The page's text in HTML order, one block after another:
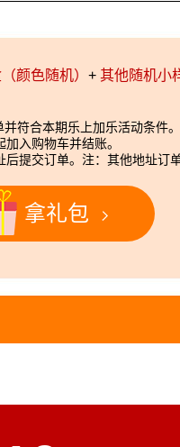
颜色随机） + 其他随机小
符合本期乐上加乐活动条件。
入购物车并结账。
提交订单。注：其他地址订
拿礼包